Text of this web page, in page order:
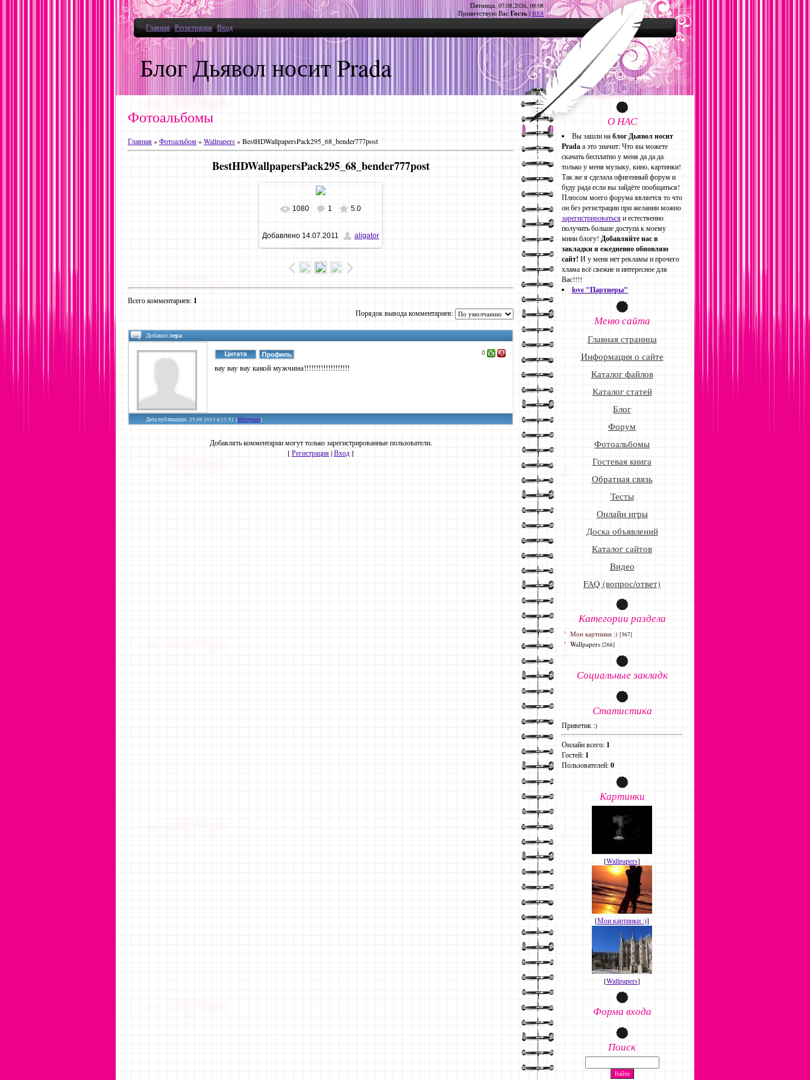
Пятница, 07.08.2026, 08:08
Приветствую Вас Гость | RSS
Блог Дьявол носит Prada
Главная|Регистрация|Вход
Фотоальбомы
Главная»Фотоальбом»Wallpapers» BestHDWallpapersPack295_68_bender777post
BestHDWallpapersPack295_68_bender777post
В реальном размере
1600x1000/ 146.1Kb
1080 1 5.0
Добавлено 14.07.2011 aligator
Всего комментариев:1
Порядок вывода комментариев:
Добавил:лера
0
вау вау вау какой мужчина!!!!!!!!!!!!!!!!!!!
Дата публикации: 25.09.2011 в 23:51 [Материал]
Добавлять комментарии могут только зарегистрированные пользователи.
[Регистрация|Вход]
О НАС
Вы зашли наблог Дьявол носит
Pradaа это значит: Что вы можете
скачать бесплатно у меня да да да
только у меня музыку, кино, картинки!
Так же я сделала офигенный форум и
буду рада если вы зайдёте пообщаться!
Плюсом моего форума является то что
он без регистрации при желании можно
зарегистрироватьсяи естественно
получить больше доступа к моему
мини блогу! Добавляйте нас в
закладки я ежедневно обновляю
сайт! И у меня нет рекламы и прочего
хлама всё свежие и интересное для
Вас!!!!
love "Партнеры"
Меню сайта
Главная страница
Информация о сайте
Каталог файлов
Каталог статей
Блог
Форум
Фотоальбомы
Гостевая книга
Обратная связь
Тесты
Онлайн игры
Доска объявлений
Каталог сайтов
Видео
FAQ (вопрос/ответ)
Категории раздела
Мои картинки :) [367]
Wallpapers [266]
Социальные закладк
Статистика
Приветик :)
Онлайн всего: 1
Гостей: 1
Пользователей:0
Картинки
[Wallpapers]
[Мои картинки :)]
[Wallpapers]
Форма входа
Поиск